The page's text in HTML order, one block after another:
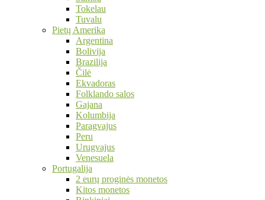
Tokelau
Tuvalu
Pietų Amerika
Argentina
Bolivija
Brazilija
Čilė
Ekvadoras
Folklando salos
Gajana
Kolumbija
Paragvajus
Peru
Urugvajus
Venesuela
Portugalija
2 eurų proginės monetos
Kitos monetos